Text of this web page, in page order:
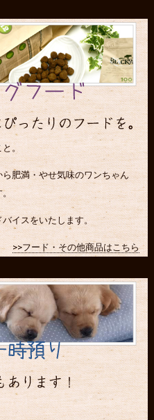
と。
肥満・やせ気味のワンちゃん
。
イスをいたします。
>>フード・その他商品はこちら